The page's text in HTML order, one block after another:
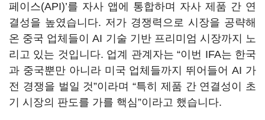
페이스(API)’를 자사 앱에 통합하며 자사 제품 간 연
결성을 높였습니다. 저가 경쟁력으로 시장을 공략해
온 중국 업체들이 AI 기술 기반 프리미엄 시장까지 노
리고 있는 것입니다. 업계 관계자는 “이번 IFA는 한국
과 중국뿐만 아니라 미국 업체들까지 뛰어들어 AI 가
전 경쟁을 벌일 것”이라며 “특히 제품 간 연결성이 초
기 시장의 판도를 가를 핵심”이라고 했습니다.